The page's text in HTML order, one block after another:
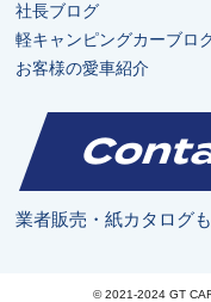
社長ブログ
軽キャンピングカーブロ
お客様の愛車紹介
業者販売・紙カタログ
© 2021-2024 GT